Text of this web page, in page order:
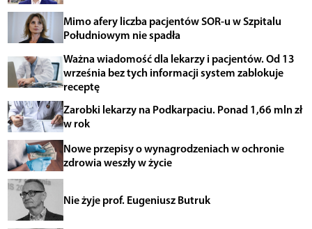
Mimo afery liczba pacjentów SOR-u w Szpitalu
Południowym nie spadła
Ważna wiadomość dla lekarzy i pacjentów. Od 13
września bez tych informacji system zablokuje
receptę
Zarobki lekarzy na Podkarpaciu. Ponad 1,66 mln zł
w rok
Nowe przepisy o wynagrodzeniach w ochronie
zdrowia weszły w życie
Nie żyje prof. Eugeniusz Butruk